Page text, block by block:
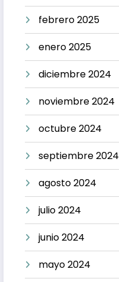
febrero 2025
enero 2025
diciembre 2024
noviembre 2024
octubre 2024
septiembre 2024
agosto 2024
julio 2024
junio 2024
mayo 2024